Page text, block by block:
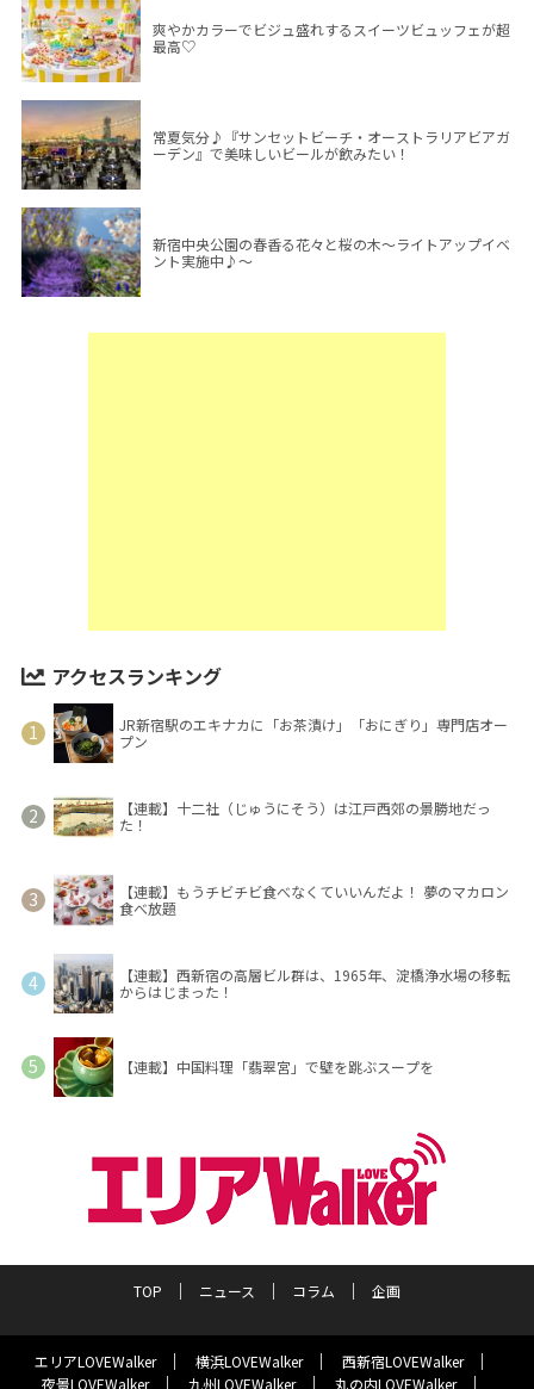
爽やかカラーでビジュ盛れするスイーツビュッフェが超
最高♡
常夏気分♪『サンセットビーチ・オーストラリアビアガ
ーデン』で美味しいビールが飲みたい！
新宿中央公園の春香る花々と桜の木～ライトアップイベ
ント実施中♪～
アクセスランキング
JR新宿駅のエキナカに「お茶漬け」「おにぎり」専門店オー
プン
【連載】十二社（じゅうにそう）は江戸西郊の景勝地だっ
た！
【連載】もうチビチビ食べなくていいんだよ！ 夢のマカロン
食べ放題
【連載】西新宿の高層ビル群は、1965年、淀橋浄水場の移転
からはじまった！
【連載】中国料理「翡翠宮」で壁を跳ぶスープを
TOP ニュース コラム 企画
エリアLOVEWalker 横浜LOVEWalker
西新宿LOVEWalker
夜景LOVEWalker
九州LOVEWalker 丸の内LOVEWalker